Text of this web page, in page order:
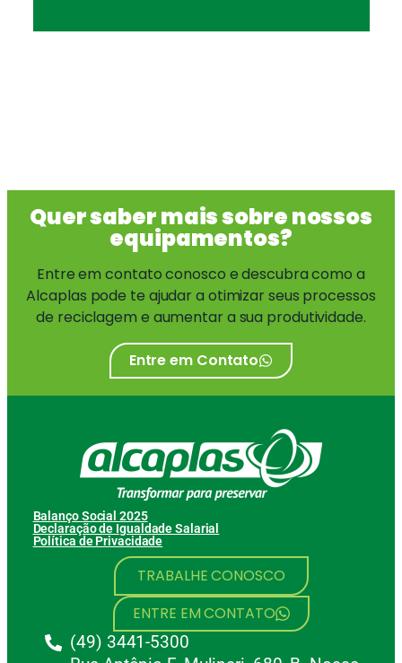
Quer saber mais sobre nossos
equipamentos?
Entre em contato conosco e descubra como a
Alcaplas pode te ajudar a otimizar seus processos
de reciclagem e aumentar a sua produtividade.
Entre em Contato
Balanço Social 2025
Declaração de Igualdade Salarial
Política de Privacidade
TRABALHE CONOSCO
ENTRE EM CONTATO
(49) 3441-5300